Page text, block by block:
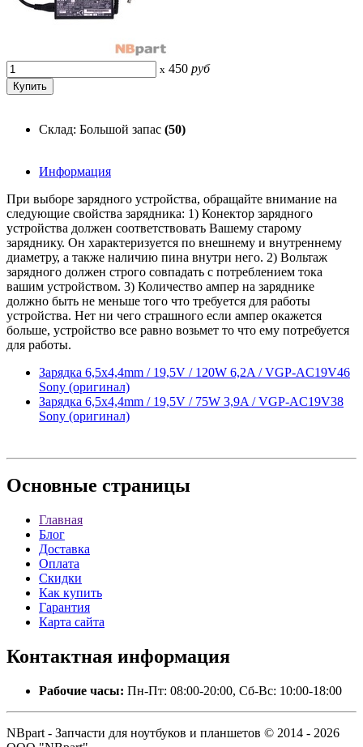
x 450 руб
Склад: Большой запас (50)
Информация
При выборе зарядного устройства, обращайте внимание на
следующие свойства зарядника: 1) Конектор зарядного
устройства должен соответствовать Вашему старому
заряднику. Он характеризуется по внешнему и внутреннему
диаметру, а также наличию пина внутри него. 2) Вольтаж
зарядного должен строго совпадать с потреблением тока
вашим устройством. 3) Количество ампер на заряднике
должно быть не меньше того что требуется для работы
устройства. Нет ни чего страшного если ампер окажется
больше, устройство все равно возьмет то что ему потребуется
для работы.
Зарядка 6,5x4,4mm / 19,5V / 120W 6,2A / VGP-AC19V46
Sony (оригинал)
Зарядка 6,5x4,4mm / 19,5V / 75W 3,9A / VGP-AC19V38
Sony (оригинал)
Основные страницы
Главная
Блог
Доставка
Оплата
Скидки
Как купить
Гарантия
Карта сайта
Контактная информация
Рабочие часы: Пн-Пт: 08:00-20:00, Сб-Вс: 10:00-18:00
NBpart - Запчасти для ноутбуков и планшетов © 2014 - 2026